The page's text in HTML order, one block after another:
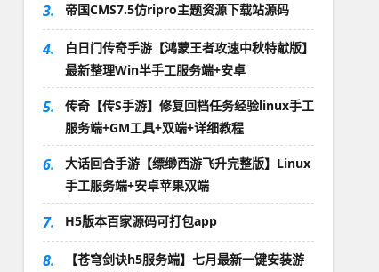
3. 帝国CMS7.5仿ripro主题资源下载站源码
4.
白日门传奇手游【鸿蒙王者攻速中秋特献版】
最新整理Win半手工服务端+安卓
5.
传奇【传S手游】修复回档任务经验linux手工
服务端+GM工具+双端+详细教程
6.
大话回合手游【缥缈西游飞升完整版】Linux
手工服务端+安卓苹果双端
7. H5版本百家源码可打包app
8.
【苍穹剑诀h5服务端】七月最新一键安装游